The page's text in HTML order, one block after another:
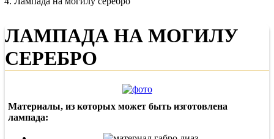
ЛАМПАДА НА МОГИЛУ
СЕРЕБРО
Материалы, из которых может быть изготовлена
лампада: